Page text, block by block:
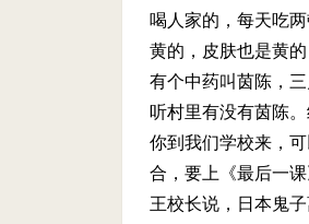
喝人家的，每天吃
黄的，皮肤也是黄
有个中药叫茵陈，
听村里有没有茵陈
你到我们学校来，
合，要上《最后一
王校长说，日本鬼